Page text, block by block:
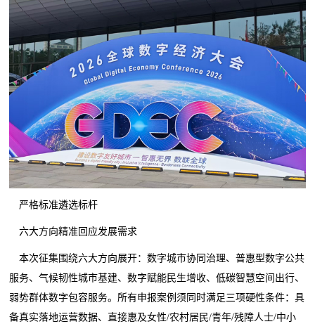
严格标准遴选标杆
六大方向精准回应发展需求
本次征集围绕六大方向展开：数字城市协同治理、普惠型数字公共
服务、气候韧性城市基建、数字赋能民生增收、低碳智慧空间出行、
弱势群体数字包容服务。所有申报案例须同时满足三项硬性条件：具
备真实落地运营数据、直接惠及女性/农村居民/青年/残障人士/中小